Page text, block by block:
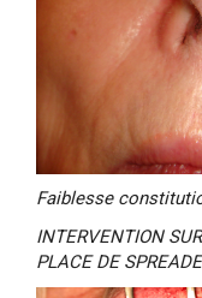
Faiblesse
INTERVENTION
PLACE DE